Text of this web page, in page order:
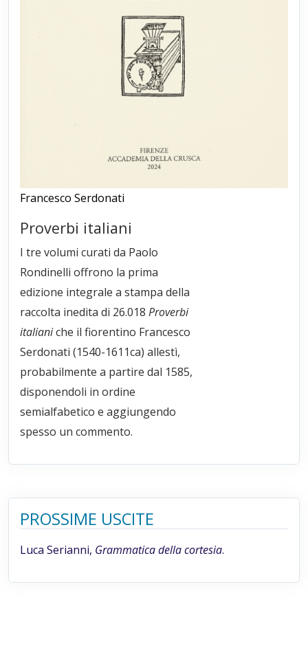
Francesco Serdonati
Proverbi italiani
I tre volumi curati da Paolo
Rondinelli offrono la prima
edizione integrale a stampa della
raccolta inedita di 26.018 Proverbi
italianiche il fiorentino Francesco
Serdonati (1540-1611ca) allestì,
probabilmente a partire dal 1585,
disponendoli in ordine
semialfabetico e aggiungendo
spesso un commento.
PROSSIME USCITE
Luca Serianni, Grammatica della cortesia.